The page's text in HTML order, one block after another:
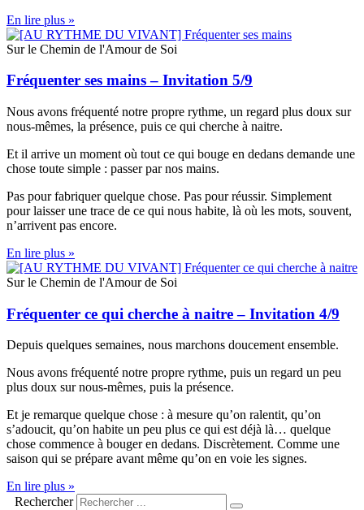
En lire plus »
Sur le Chemin de l'Amour de Soi
Fréquenter ses mains – Invitation 5/9
Nous avons fréquenté notre propre rythme, un regard plus doux sur
nous-mêmes, la présence, puis ce qui cherche à naitre.
Et il arrive un moment où tout ce qui bouge en dedans demande une
chose toute simple : passer par nos mains.
Pas pour fabriquer quelque chose. Pas pour réussir. Simplement
pour laisser une trace de ce qui nous habite, là où les mots, souvent,
n’arrivent pas encore.
En lire plus »
Sur le Chemin de l'Amour de Soi
Fréquenter ce qui cherche à naitre – Invitation 4/9
Depuis quelques semaines, nous marchons doucement ensemble.
Nous avons fréquenté notre propre rythme, puis un regard un peu
plus doux sur nous-mêmes, puis la présence.
Et je remarque quelque chose : à mesure qu’on ralentit, qu’on
s’adoucit, qu’on habite un peu plus ce qui est déjà là… quelque
chose commence à bouger en dedans. Discrètement. Comme une
saison qui se prépare avant même qu’on en voie les signes.
En lire plus »
Rechercher